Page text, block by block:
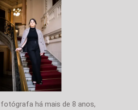
fotógrafa há mais de 8 anos,